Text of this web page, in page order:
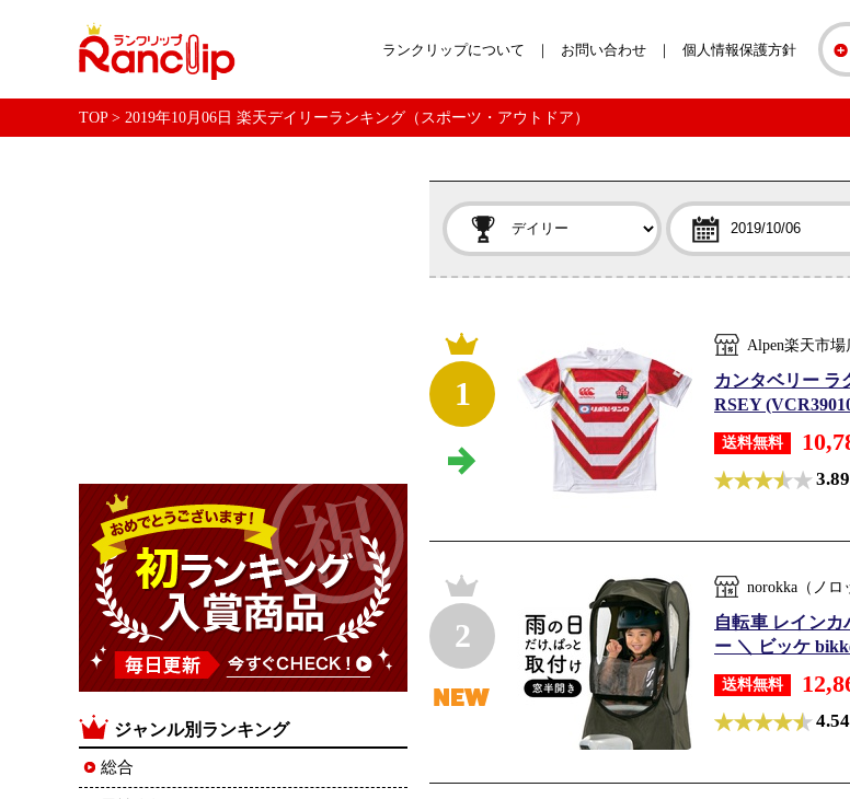
ランクリップについて お問い合わせ 個人情報保護方針
TOP> 2019年10月06日 楽天デイリーランキング（スポーツ・アウトドア）
1
Alpen楽天市
カンタベリー
RSEY
送料無料
2
norokka（ノ
自転車 レイン
ー ＼ ビッケ
送料無料
ジャンル別ランキング
総合